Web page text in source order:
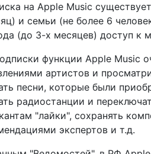
на Apple Music
и семьи (не более 6
(до 3-х месяцев) доступ к
функции Apple Music
артистов и
песни, которые были
радиостанции и
"лайки", сохранять
экспертов и т.д.